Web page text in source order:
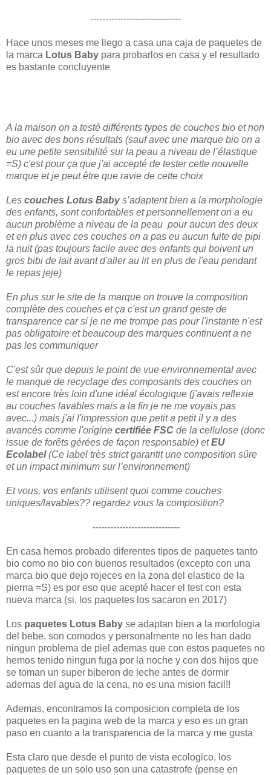
------------------------------
Hace unos meses me llego a casa una caja de paquetes de
la marca Lotus Baby para probarlos en casa y el resultado
es bastante concluyente
A la maison on a testé différents types de couches bio et non
bio avec des bons résultats (sauf avec une marque bio on a
eu une petite sensibilité sur la peau a niveau de l’élastique
=S) c'est pour ça que j'ai accepté de tester cette nouvelle
marque et je peut être que ravie de cette choix
Les couches Lotus Babys’adaptent bien a la morphologie
des enfants, sont confortables et personnellement on a eu
aucun problème a niveau de la peau pour aucun des deux
et en plus avec ces couches on a pas eu aucun fuite de pipi
la nuit (pas toujours facile avec des enfants qui boivent un
gros bibi de lait avant d'aller au lit en plus de l'eau pendant
le repas jeje)
En plus sur le site de la marque on trouve la composition
complète des couches et ça c'est un grand geste de
transparence car si je ne me trompe pas pour l'instante n'est
pas obligatoire et beaucoup des marques continuent a ne
pas les communiquer
C'est sûr que depuis le point de vue environnemental avec
le manque de recyclage des composants des couches on
est encore très loin d'une idéal écologique (j'avais reflexie
au couches lavables mais a la fin je ne me voyais pas
avec...) mais j'ai l'impression que petit a petit il y a des
avancés comme l'origine certifiée FSC de la cellulose (donc
issue de forêts gérées de façon responsable) etEU
Ecolabel(Ce label très strict garantit une composition sûre
et un impact minimum sur l’environnement)
Et vous, vos enfants utilisent quoi comme couches
uniques/lavables?? regardez vous la composition?
-----------------------------
En casa hemos probado diferentes tipos de paquetes tanto
bio como no bio con buenos resultados (excepto con una
marca bio que dejo rojeces en la zona del elastico de la
pierna =S) es por eso que acepté hacer el test con esta
nueva marca (si, los paquetes los sacaron en 2017)
Los paquetes Lotus Baby se adaptan bien a la morfologia
del bebe, son comodos y personalmente no les han dado
ningun problema de piel ademas que con estos paquetes no
hemos tenido ningun fuga por la noche y con dos hijos que
se toman un super biberon de leche antes de dormir
ademas del agua de la cena, no es una mision facil!!
Ademas, encontramos la composicion completa de los
paquetes en la pagina web de la marca y eso es un gran
paso en cuanto a la transparencia de la marca y me gusta
Esta claro que desde el punto de vista ecologico, los
paquetes de un solo uso son una catastrofe (pense en